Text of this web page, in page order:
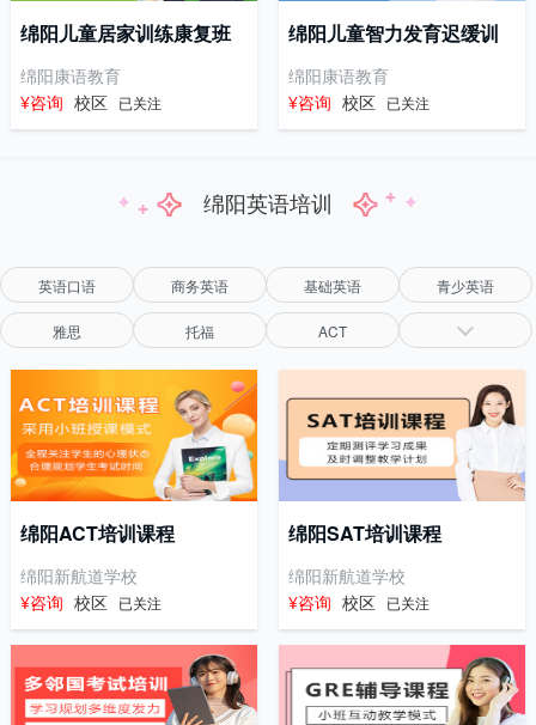
绵阳儿童居家训练康复班
绵阳康语教育
¥咨询 校区 已关注
绵阳儿童智力发育迟缓训
练课程
绵阳康语教育
¥咨询 校区 已关注
绵阳英语培训
英语口语 商务英语 基础英语 青少英语
雅思 托福 ACT
绵阳ACT培训课程
绵阳新航道学校
¥咨询 校区 已关注
绵阳SAT培训课程
绵阳新航道学校
¥咨询 校区 已关注